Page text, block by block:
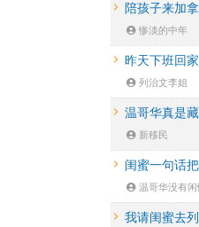
陪孩子来加
惨淡的中年
昨天下班回
列治文李姐
温哥华真是
新移民
闺蜜一句话
温哥华没有闲
我请闺蜜去